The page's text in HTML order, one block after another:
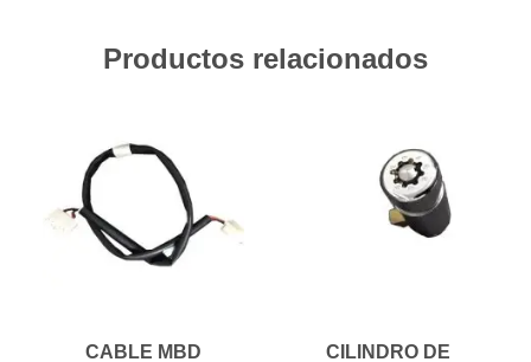
Productos relacionados
CABLE MBD CILINDRO DE